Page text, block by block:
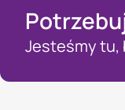
Jesteśmy tu,